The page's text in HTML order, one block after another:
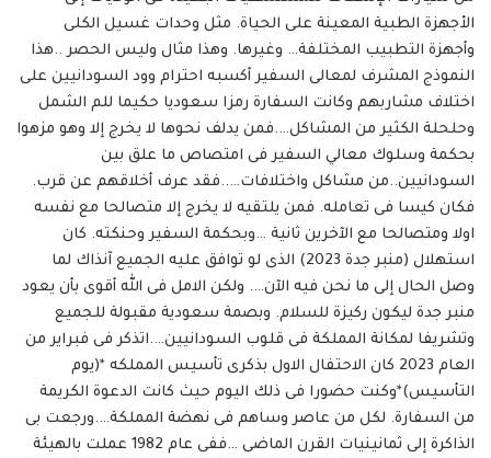
الأجهزة الطبية المعينة على الحياة. مثل وحدات غسيل الكلى
وأجهزة التطبيب المختلفة… وغيرها. وهذا مثال وليس الحصر ..هذا
النموذج المشرف لمعالى السفير أكسبه احترام وود السودانيين على
اختلاف مشاربهم وكانت السفارة رمزا سعوديا حكيما للم الشمل
وحلحلة الكثير من المشاكل….فمن يدلف نحوها لا يخرج إلا وهو مزهوا
بحكمة وسلوك معالي السفير فى امتصاص ما علق بين
السودانيين..من مشاكل واختلافات…..فقد عرف أخلاقهم عن قرب.
فكان كيسا فى تعامله. فمن يلتقيه لا يخرج إلا متصالحا مع نفسه
اولا ومتصالحا مع الآخرين ثانية …وبحكمة السفير وحنكته. كان
استهلال (منبر جدة 2023) الذى لو توافق عليه الجميع آنذاك لما
وصل الحال إلى ما نحن فيه الآن…. ولكن الامل فى الله أقوى بأن يعود
منبر جدة ليكون ركيزة للسلام. وبصمة سعودية مقبولة للجميع
وتشريفا لمكانة المملكة فى قلوب السودانيين….اتذكر فى فبراير من
العام 2023 كان الاحتفال الاول بذكرى تأسيس المملكه *(يوم
التأسيس)*وكنت حضورا فى ذلك اليوم حيث كانت الدعوة الكريمة
من السفارة. لكل من عاصر وساهم فى نهضة المملكة….ورجعت بى
الذاكرة إلى ثمانينيات القرن الماضى …ففى عام 1982 عملت بالهيئة